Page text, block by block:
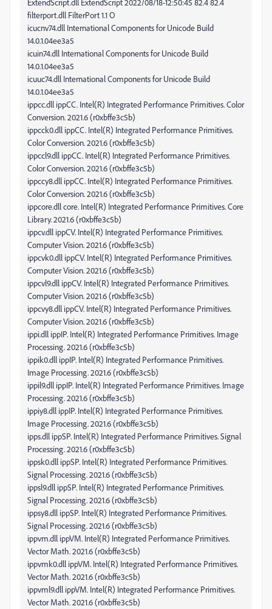
ExtendScript.dll ExtendScript 2022/08/18-12:50:45 82.4 82.4
filterport.dll FilterPort 1.1 O
icucnv74.dll International Components for Unicode Build
14.0.1.04ee3a5
icuin74.dll International Components for Unicode Build
14.0.1.04ee3a5
icuuc74.dll International Components for Unicode Build
14.0.1.04ee3a5
ippcc.dll ippCC. Intel(R) Integrated Performance Primitives. Color
Conversion. 2021.6 (r0xbffe3c5b)
ippcck0.dll ippCC. Intel(R) Integrated Performance Primitives.
Color Conversion. 2021.6 (r0xbffe3c5b)
ippccl9.dll ippCC. Intel(R) Integrated Performance Primitives.
Color Conversion. 2021.6 (r0xbffe3c5b)
ippccy8.dll ippCC. Intel(R) Integrated Performance Primitives.
Color Conversion. 2021.6 (r0xbffe3c5b)
ippcore.dll core. Intel(R) Integrated Performance Primitives. Core
Library. 2021.6 (r0xbffe3c5b)
ippcv.dll ippCV. Intel(R) Integrated Performance Primitives.
Computer Vision. 2021.6 (r0xbffe3c5b)
ippcvk0.dll ippCV. Intel(R) Integrated Performance Primitives.
Computer Vision. 2021.6 (r0xbffe3c5b)
ippcvl9.dll ippCV. Intel(R) Integrated Performance Primitives.
Computer Vision. 2021.6 (r0xbffe3c5b)
ippcvy8.dll ippCV. Intel(R) Integrated Performance Primitives.
Computer Vision. 2021.6 (r0xbffe3c5b)
ippi.dll ippIP. Intel(R) Integrated Performance Primitives. Image
Processing. 2021.6 (r0xbffe3c5b)
ippik0.dll ippIP. Intel(R) Integrated Performance Primitives.
Image Processing. 2021.6 (r0xbffe3c5b)
ippil9.dll ippIP. Intel(R) Integrated Performance Primitives. Image
Processing. 2021.6 (r0xbffe3c5b)
ippiy8.dll ippIP. Intel(R) Integrated Performance Primitives.
Image Processing. 2021.6 (r0xbffe3c5b)
ipps.dll ippSP. Intel(R) Integrated Performance Primitives. Signal
Processing. 2021.6 (r0xbffe3c5b)
ippsk0.dll ippSP. Intel(R) Integrated Performance Primitives.
Signal Processing. 2021.6 (r0xbffe3c5b)
ippsl9.dll ippSP. Intel(R) Integrated Performance Primitives.
Signal Processing. 2021.6 (r0xbffe3c5b)
ippsy8.dll ippSP. Intel(R) Integrated Performance Primitives.
Signal Processing. 2021.6 (r0xbffe3c5b)
ippvm.dll ippVM. Intel(R) Integrated Performance Primitives.
Vector Math. 2021.6 (r0xbffe3c5b)
ippvmk0.dll ippVM. Intel(R) Integrated Performance Primitives.
Vector Math. 2021.6 (r0xbffe3c5b)
ippvml9.dll ippVM. Intel(R) Integrated Performance Primitives.
Vector Math. 2021.6 (r0xbffe3c5b)